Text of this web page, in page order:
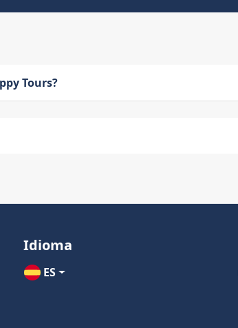
Tours?
Idioma
ES